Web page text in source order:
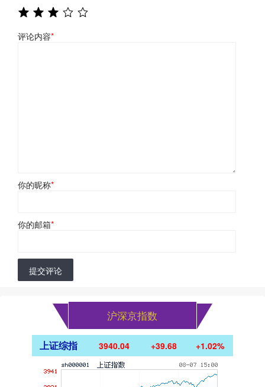
评论内容*
你的昵称*
你的邮箱*
提交评论
沪深京指数
上证综指 3940.04 +39.68 +1.02%